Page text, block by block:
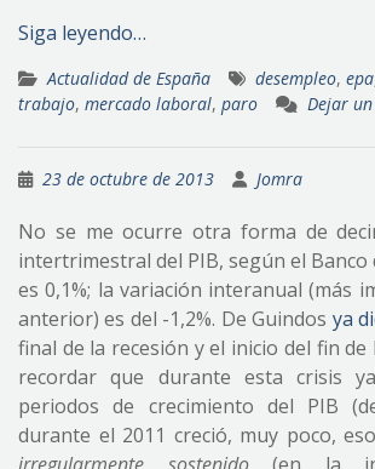
Siga leyendo…
Actualidad de España desempleo, epa
trabajo, mercado laboral, paro Dejar
23 de octubre de 2013 Jomra
No se me ocurre otra forma de
intertrimestral del PIB, según el Banco
es 0,1%; la variación interanual (más
anterior) es del -1,2%. De Guindos ya
final de la recesión y el inicio del fin de
recordar que durante esta crisis
periodos de crecimiento del PIB
durante el 2011 creció, muy poco,